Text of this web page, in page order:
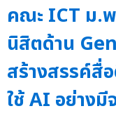
คณะ ICT ม.
นิสิตด้าน
สร้างสรรค์สื่
ใช้ AI อย่างมี